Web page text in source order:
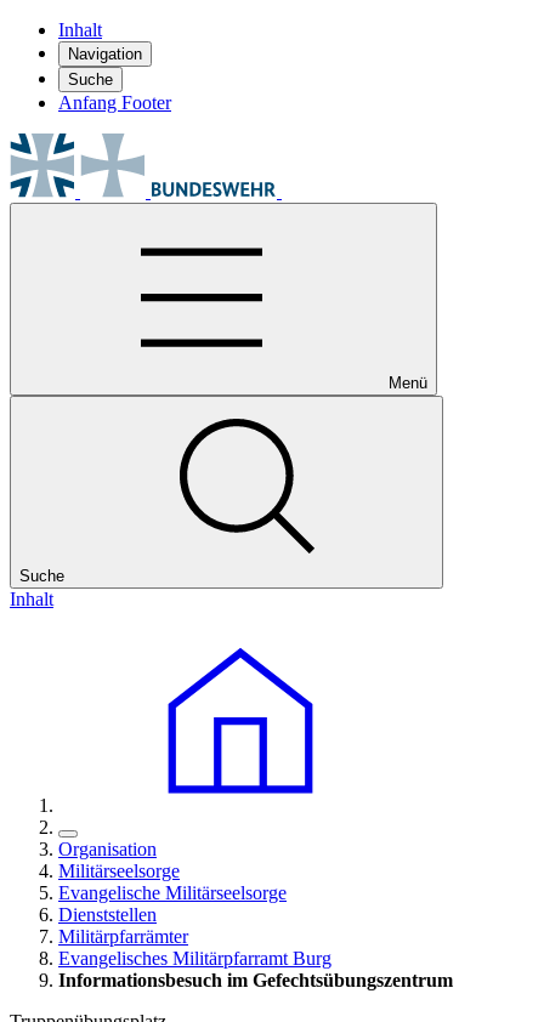
Inhalt
Navigation
Suche
Anfang Footer
Menü
Suche
Inhalt
Organisation
Militärseelsorge
Evangelische Militärseelsorge
Dienststellen
Militärpfarrämter
Evangelisches Militärpfarramt Burg
Informationsbesuch im Gefechtsübungszentrum